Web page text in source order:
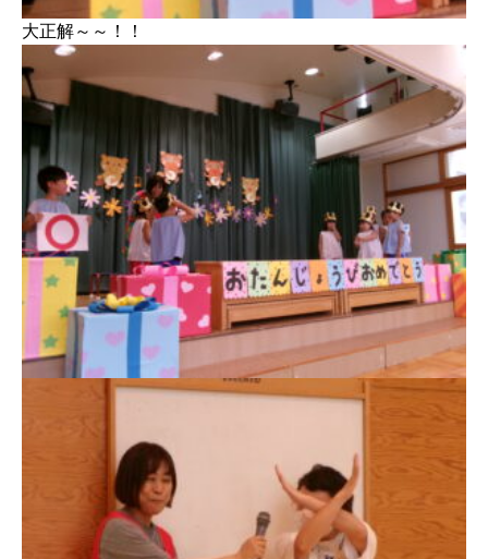
大正解～～！！